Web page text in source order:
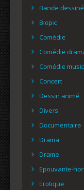
Bande
Biopic
Comédie
Comédie
Comédie
Concert
Dessin animé
Divers
Documentaire
Drama
Drame
Epouvante-
Erotique